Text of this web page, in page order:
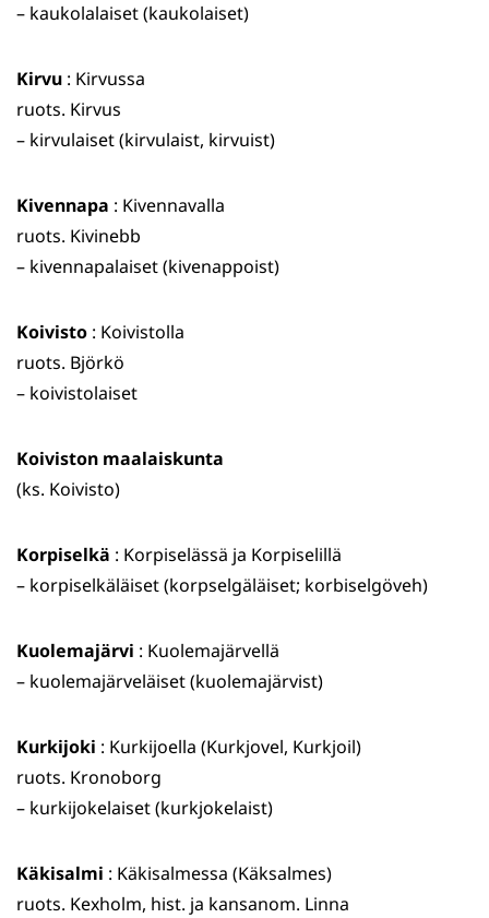
– kaukolalaiset (kaukolaiset)
Kirvu : Kirvussa
ruots. Kirvus
– kirvulaiset (kirvulaist, kirvuist)
Kivennapa : Kivennavalla
ruots. Kivinebb
– kivennapalaiset (kivenappoist)
Koivisto : Koivistolla
ruots. Björkö
– koivistolaiset
Koiviston maalaiskunta
(ks. Koivisto)
Korpiselkä : Korpiselässä ja Korpiselillä
– korpiselkäläiset (korpselgäläiset; korbiselgöveh)
Kuolemajärvi : Kuolemajärvellä
– kuolemajärveläiset (kuolemajärvist)
Kurkijoki : Kurkijoella (Kurkjovel, Kurkjoil)
ruots. Kronoborg
– kurkijokelaiset (kurkjokelaist)
Käkisalmi : Käkisalmessa (Käksalmes)
ruots. Kexholm, hist. ja kansanom. Linna